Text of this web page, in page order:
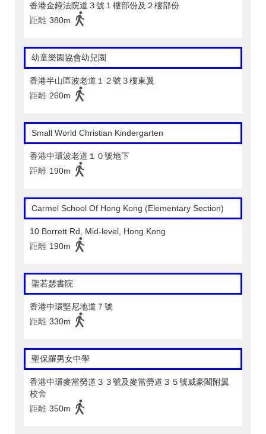
香港金鐘法院道３號１樓部份及２樓部份
距離 380m
幼童樂園協會幼兒園
香港半山區波老道１２號３樓東翼
距離 260m
Small World Christian Kindergarten
香港中環波老道１０號地下
距離 190m
Carmel School Of Hong Kong (Elementary Section)
10 Borrett Rd, Mid-level, Hong Kong
距離 190m
聖若瑟書院
香港中環堅尼地道７號
距離 330m
聖保羅男女中學
香港中環麥當勞道３３號及麥當勞道３５號威豪閣附翼
校舍
距離 350m